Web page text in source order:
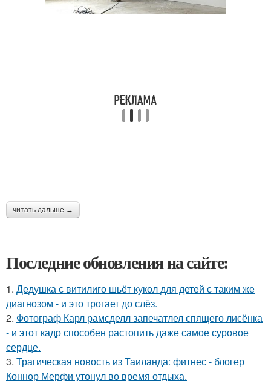
читать дальше →
Последние обновления на сайте:
1. Дедушка с витилиго шьёт кукол для детей с таким же
диагнозом - и это трогает до слёз.
2. Фотограф Карл рамсделл запечатлел спящего лисёнка
- и этот кадр способен растопить даже самое суровое
сердце.
3. Трагическая новость из Таиланда: фитнес - блогер
Коннор Мерфи утонул во время отдыха.